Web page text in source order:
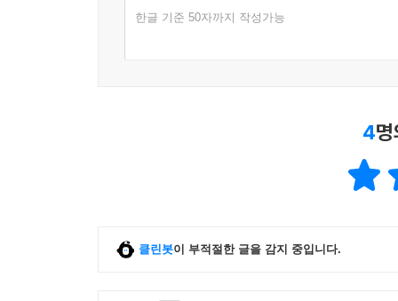
한글 기준 50자까지 작성가능
4
클린봇이 부적절한 글을 감지 중입니다.